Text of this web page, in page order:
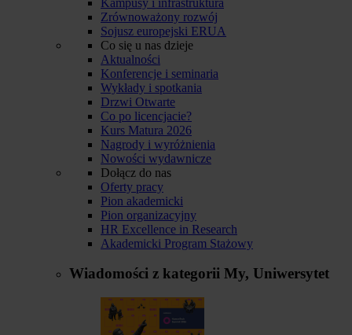
Zrównoważony rozwój
Sojusz europejski ERUA
Co się u nas dzieje
Aktualności
Konferencje i seminaria
Wykłady i spotkania
Drzwi Otwarte
Co po licencjacie?
Kurs Matura 2026
Nagrody i wyróżnienia
Nowości wydawnicze
Dołącz do nas
Oferty pracy
Pion akademicki
Pion organizacyjny
HR Excellence in Research
Akademicki Program Stażowy
Wiadomości z kategorii My, Uniwersytet